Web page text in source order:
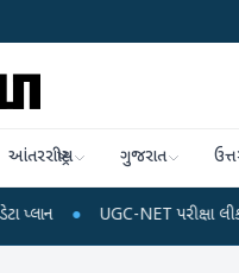
આંતરરાષ્ટ્રીય ગુજરાત
● UGC-NET પરીક્ષા લીકના આરોપો